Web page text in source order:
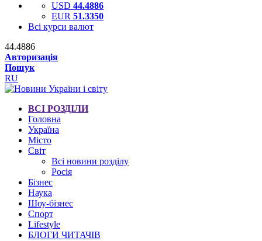
USD 44.4886
EUR 51.3350
Всі курси валют
44.4886
Авторизація
Пошук
RU
ВСІ РОЗДІЛИ
Головна
Україна
Місто
Світ
Всі новини розділу
Росія
Бізнес
Наука
Шоу-бізнес
Спорт
Lifestyle
БЛОГИ ЧИТАЧІВ